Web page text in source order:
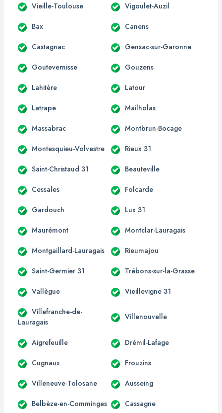
Vieille-Toulouse Vigoulet-Auzil
Bax Canens
Castagnac Gensac-sur-Garonne
Goutevernisse Gouzens
Lahitère Latour
Latrape Mailholas
Massabrac Montbrun-Bocage
Montesquieu-Volvestre Rieux 31
Saint-Christaud 31 Beauteville
Cessales Folcarde
Gardouch Lux 31
Maurémont Montclar-Lauragais
Montgaillard-Lauragais Rieumajou
Saint-Germier 31 Trébons-sur-la-Grasse
Vallègue Vieillevigne 31
Villefranche-de-
Lauragais
Villenouvelle
Aigrefeuille Drémil-Lafage
Cugnaux Frouzins
Villeneuve-Tolosane Ausseing
Belbèze-en-Comminges Cassagne